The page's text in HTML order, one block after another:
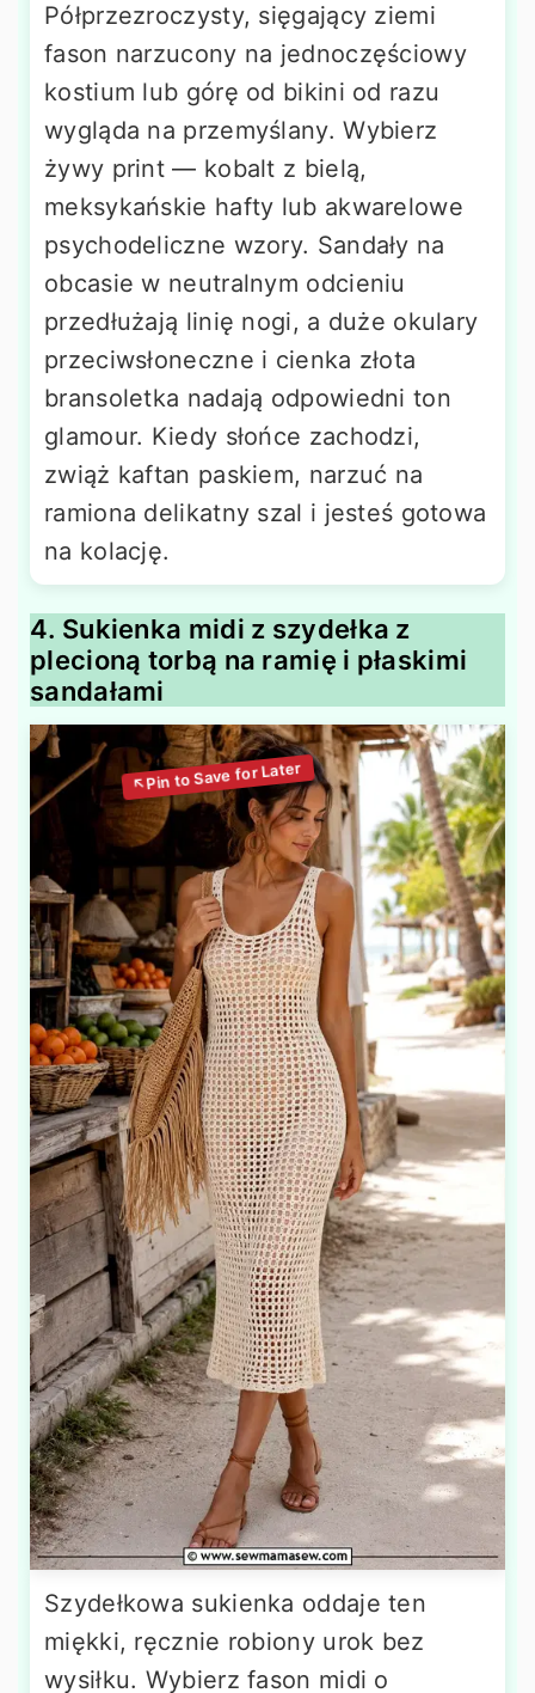
Półprzezroczysty, sięgający ziemi
fason narzucony na jednoczęściowy
kostium lub górę od bikini od razu
wygląda na przemyślany. Wybierz
żywy print — kobalt z bielą,
meksykańskie hafty lub akwarelowe
psychodeliczne wzory. Sandały na
obcasie w neutralnym odcieniu
przedłużają linię nogi, a duże okulary
przeciwsłoneczne i cienka złota
bransoletka nadają odpowiedni ton
glamour. Kiedy słońce zachodzi,
zwiąż kaftan paskiem, narzuć na
ramiona delikatny szal i jesteś gotowa
na kolację.
4. Sukienka midi z szydełka z
plecioną torbą na ramię i płaskimi
sandałami
Szydełkowa sukienka oddaje ten
miękki, ręcznie robiony urok bez
wysiłku. Wybierz fason midi o